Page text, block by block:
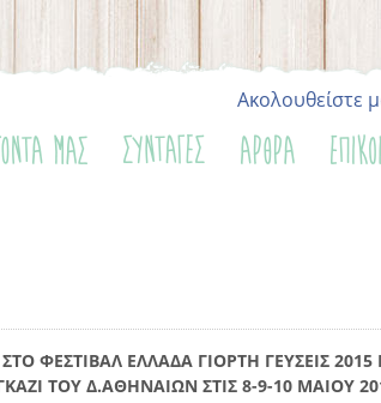
Ακολουθείστε
ΦΕΣΤΙΒΑΛ ΕΛΛΑΔΑ ΓΙΟΡΤΗ ΓΕΥΣΕΙΣ
ΤΟΥ Δ.ΑΘΗΝΑΙΩΝ ΣΤΙΣ 8-9-10 ΜΑΙΟΥ